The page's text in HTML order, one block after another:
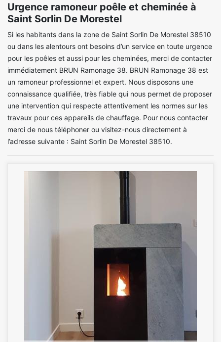
Urgence ramoneur poêle et cheminée à
Saint Sorlin De Morestel
Si les habitants dans la zone de Saint Sorlin De Morestel 38510
ou dans les alentours ont besoins d’un service en toute urgence
pour les poêles et aussi pour les cheminées, merci de contacter
immédiatement BRUN Ramonage 38. BRUN Ramonage 38 est
un ramoneur professionnel et expert. Nous disposons une
connaissance qualifiée, très fiable qui nous permet de proposer
une intervention qui respecte attentivement les normes sur les
travaux pour ces appareils de chauffage. Pour nous contacter
merci de nous téléphoner ou visitez-nous directement à
l’adresse suivante : Saint Sorlin De Morestel 38510.